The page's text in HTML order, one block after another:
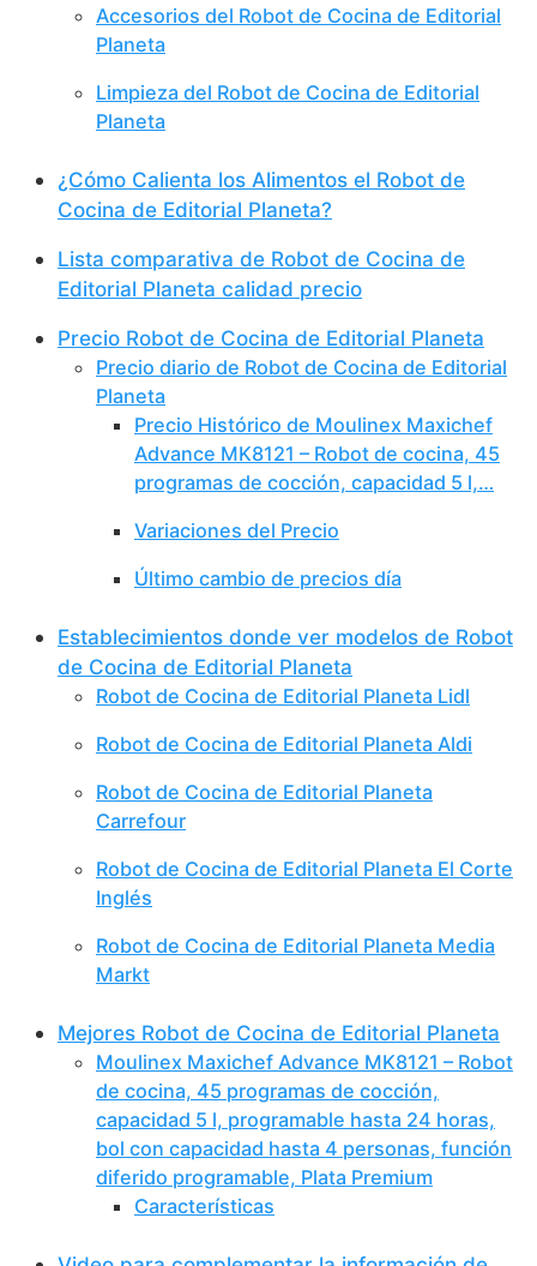
Accesorios del Robot de Cocina de Editorial
Planeta
Limpieza del Robot de Cocina de Editorial
Planeta
¿Cómo Calienta los Alimentos el Robot de
Cocina de Editorial Planeta?
Lista comparativa de Robot de Cocina de
Editorial Planeta calidad precio
Precio Robot de Cocina de Editorial Planeta
Precio diario de Robot de Cocina de Editorial
Planeta
Precio Histórico de Moulinex Maxichef
Advance MK8121 – Robot de cocina, 45
programas de cocción, capacidad 5 l,…
Variaciones del Precio
Último cambio de precios día
Establecimientos donde ver modelos de Robot
de Cocina de Editorial Planeta
Robot de Cocina de Editorial Planeta Lidl
Robot de Cocina de Editorial Planeta Aldi
Robot de Cocina de Editorial Planeta
Carrefour
Robot de Cocina de Editorial Planeta El Corte
Inglés
Robot de Cocina de Editorial Planeta Media
Markt
Mejores Robot de Cocina de Editorial Planeta
Moulinex Maxichef Advance MK8121 – Robot
de cocina, 45 programas de cocción,
capacidad 5 l, programable hasta 24 horas,
bol con capacidad hasta 4 personas, función
diferido programable, Plata Premium
Características